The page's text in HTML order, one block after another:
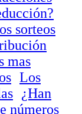
sorteos
mas
Los
¿Han
números